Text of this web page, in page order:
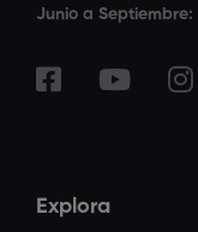
Junio a Septiembre:
Explora